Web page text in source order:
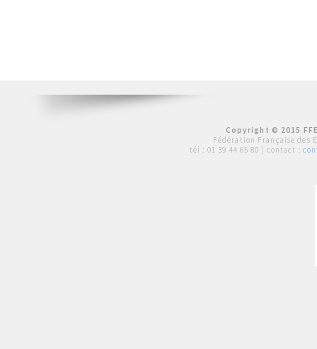
Copyright © 2015
Fédération Française des
tél : 01 39 44 65 80 | contact :